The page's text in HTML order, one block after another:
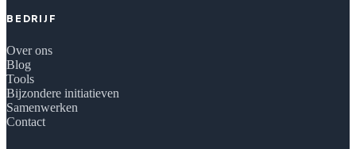
BEDRIJF
Over ons
Blog
Tools
Bijzondere initiatieven
Samenwerken
Contact